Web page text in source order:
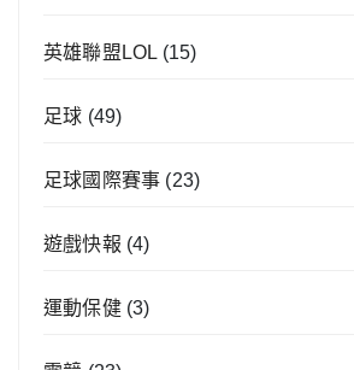
英雄聯盟LOL (15)
足球 (49)
足球國際賽事 (23)
遊戲快報 (4)
運動保健(3)